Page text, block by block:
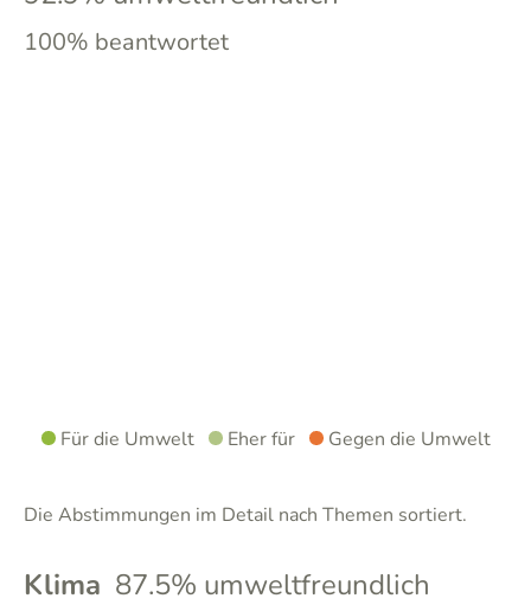
100% beantwortet
Für die Umwelt Eher für Gegen die Umwelt
Die Abstimmungen im Detail nach Themen sortiert.
Klima 87.5% umweltfreundlich